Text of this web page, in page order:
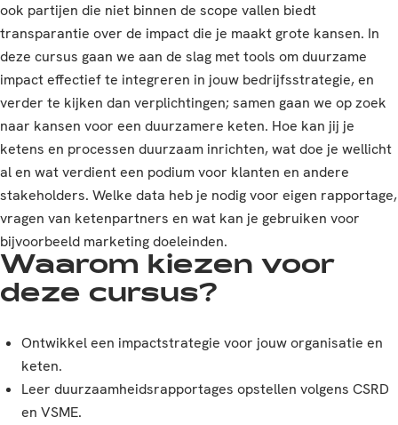
ook partijen die niet binnen de scope vallen biedt
transparantie over de impact die je maakt grote kansen. In
deze cursus gaan we aan de slag met tools om duurzame
impact effectief te integreren in jouw bedrijfsstrategie, en
verder te kijken dan verplichtingen; samen gaan we op zoek
naar kansen voor een duurzamere keten. Hoe kan jij je
ketens en processen duurzaam inrichten, wat doe je wellicht
al en wat verdient een podium voor klanten en andere
stakeholders. Welke data heb je nodig voor eigen rapportage,
vragen van ketenpartners en wat kan je gebruiken voor
bijvoorbeeld marketing doeleinden.
Waarom kiezen voor
deze cursus?
Ontwikkel een impactstrategie voor jouw organisatie en
keten.
Leer duurzaamheidsrapportages opstellen volgens CSRD
en VSME.